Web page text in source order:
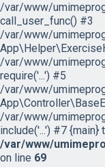
/var/www/
call_user_func() #3
/var/www/
/var/www/
require('...') #5
/var/www/
/var/www/
include('...') #7 {main}
/var/www/
on line 69